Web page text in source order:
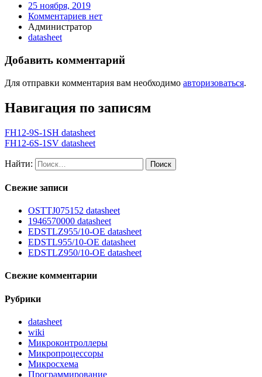
25 ноября, 2019
Комментариев нет
Администратор
datasheet
Добавить комментарий
Для отправки комментария вам необходимо авторизоваться.
Навигация по записям
FH12-9S-1SH datasheet
FH12-6S-1SV datasheet
Найти:
Свежие записи
OSTTJ075152 datasheet
1946570000 datasheet
EDSTLZ955/10-OE datasheet
EDSTL955/10-OE datasheet
EDSTLZ950/10-OE datasheet
Свежие комментарии
Рубрики
datasheet
wiki
Микроконтроллеры
Микропроцессоры
Микросхема
Программирование